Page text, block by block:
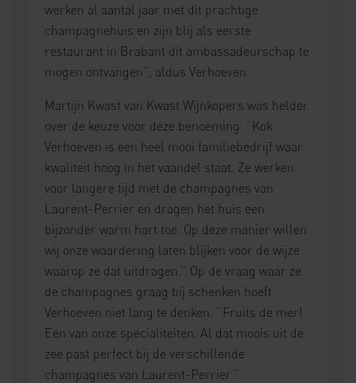
werken al aantal jaar met dit prachtige
champagnehuis en zijn blij als eerste
restaurant in Brabant dit ambassadeurschap te
mogen ontvangen’’, aldus Verhoeven.
Martijn Kwast van Kwast Wijnkopers was helder
over de keuze voor deze benoeming. ”Kok
Verhoeven is een heel mooi familiebedrijf waar
kwaliteit hoog in het vaandel staat. Ze werken
voor langere tijd met de champagnes van
Laurent-Perrier en dragen het huis een
bijzonder warm hart toe. Op deze manier willen
wij onze waardering laten blijken voor de wijze
waarop ze dat uitdragen.’’ Op de vraag waar ze
de champagnes graag bij schenken hoeft
Verhoeven niet lang te denken. ‘’Fruits de mer!
Een van onze specialiteiten. Al dat moois uit de
zee past perfect bij de verschillende
champagnes van Laurent-Perrier.’’